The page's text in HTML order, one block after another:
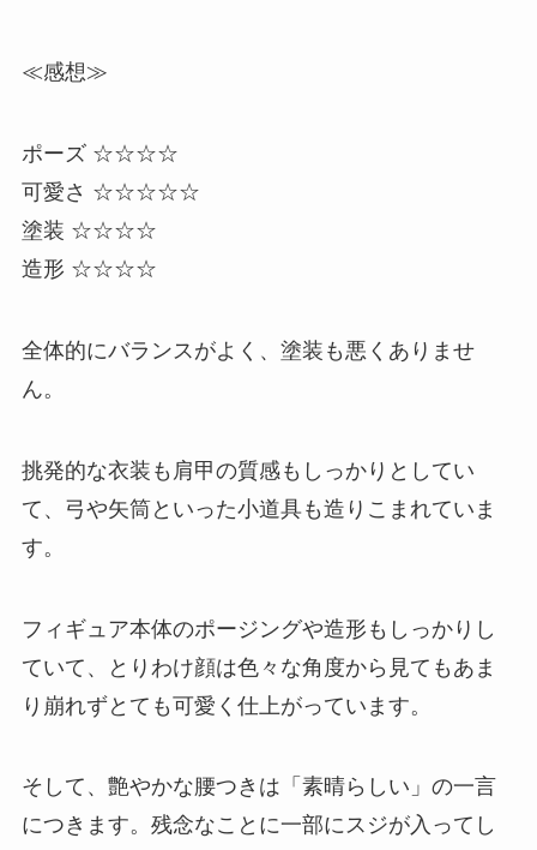
≪感想≫
ポーズ ☆☆☆☆
可愛さ ☆☆☆☆☆
塗装 ☆☆☆☆
造形 ☆☆☆☆
全体的にバランスがよく、塗装も悪くありませ
ん。
挑発的な衣装も肩甲の質感もしっかりとしてい
て、弓や矢筒といった小道具も造りこまれていま
す。
フィギュア本体のポージングや造形もしっかりし
ていて、とりわけ顔は色々な角度から見てもあま
り崩れずとても可愛く仕上がっています。
そして、艶やかな腰つきは「素晴らしい」の一言
につきます。残念なことに一部にスジが入ってし